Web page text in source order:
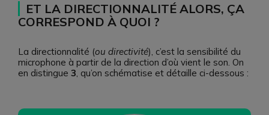
ET LA DIRECTIONNALITÉ ALORS, ÇA
CORRESPOND À QUOI ?
La directionnalité (ou directivité), c’est la sensibilité du
microphone à partir de la direction d’où vient le son. On
en distingue 3 , qu’on schématise et détaille ci-dessous :